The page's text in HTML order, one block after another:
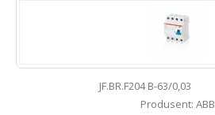
JF.BR.F204 B-63/0,03
Produsent: ABB